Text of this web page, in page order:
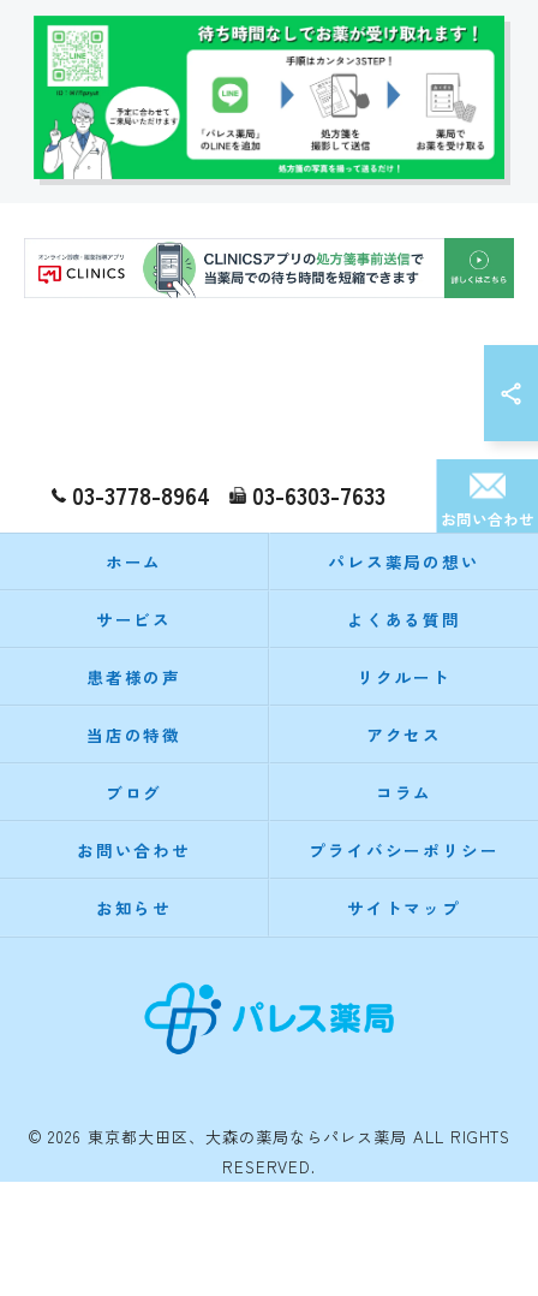
03-3778-8964 03-6303-7633
お問い合わせ
ホーム パレス薬局の想い
サービス よくある質問
患者様の声 リクルート
当店の特徴 アクセス
ブログ コラム
お問い合わせ プライバシーポリシー
お知らせ サイトマップ
© 2026 東京都大田区、大森の薬局ならパレス薬局 ALL RIGHTS
RESERVED.